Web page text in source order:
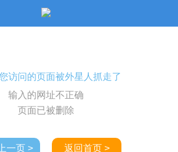
访问的页面被外星人抓走了
输入的网址不正确
页面已被删除
一页 > 返回首页 >